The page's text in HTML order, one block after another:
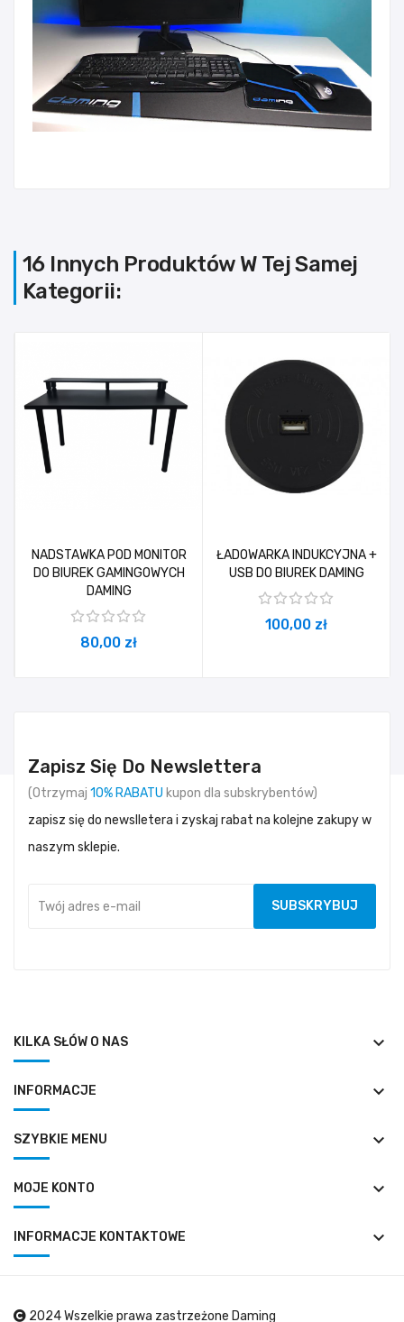
16 Innych Produktów W Tej Samej
Kategorii:
NADSTAWKA POD MONITOR
DO BIUREK GAMINGOWYCH
DAMING
80,00 zł
ŁADOWARKA INDUKCYJNA +
USB DO BIUREK DAMING
100,00 zł
Zapisz Się Do Newslettera
(Otrzymaj 10% RABATU kupon dla subskrybentów)
zapisz się do newslletera i zyskaj rabat na kolejne zakupy w
naszym sklepie.
KILKA SŁÓW O NAS keyboard_arrow_down
INFORMACJE keyboard_arrow_down
SZYBKIE MENU keyboard_arrow_down
MOJE KONTO keyboard_arrow_down
INFORMACJE KONTAKTOWE keyboard_arrow_down
2024 Wszelkie prawa zastrzeżone Daming